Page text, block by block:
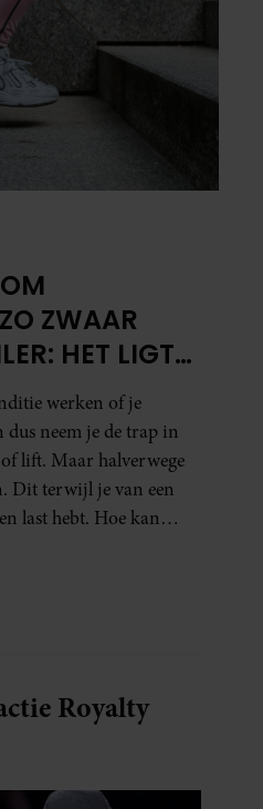
ZWAAR
HET LIGT
werken of je
dus neem je de trap in
lift. Maar halverwege
Dit terwijl je van een
last hebt. Hoe kan
Royalty